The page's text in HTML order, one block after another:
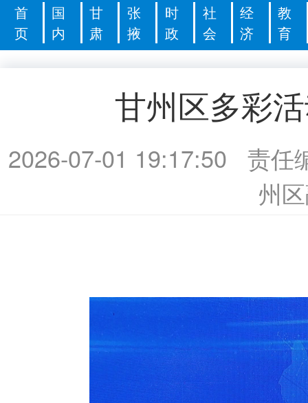
首
页
国
内
甘
肃
张
掖
时
政
社
会
经
济
教
育
甘州区多彩
2026-07-01 19:17:50
责任
州